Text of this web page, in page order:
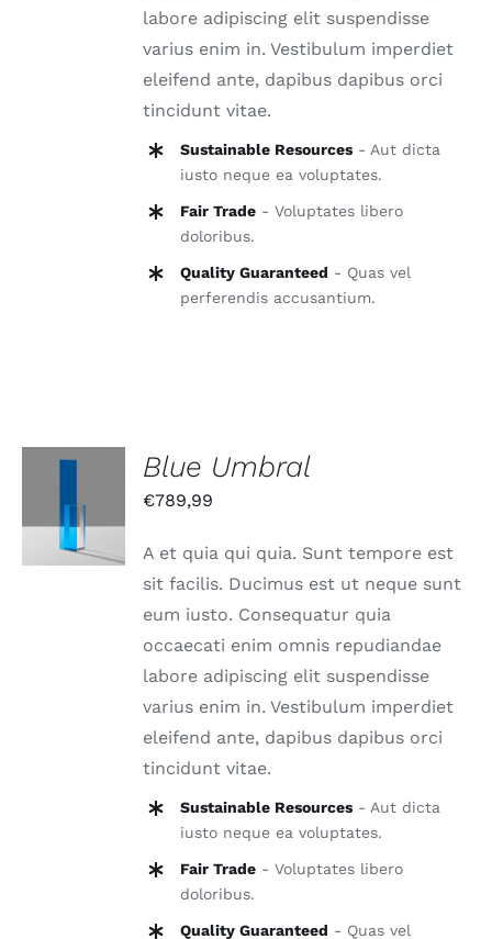
labore adipiscing elit suspendisse
varius enim in. Vestibulum imperdiet
eleifend ante, dapibus dapibus orci
tincidunt vitae.
Sustainable Resources- Aut dicta
iusto neque ea voluptates.
Fair Trade- Voluptates libero
doloribus.
Quality Guaranteed - Quas vel
perferendis accusantium.
/
DETAILS
Blue Umbral
€789,99
A et quia qui quia. Sunt tempore est
sit facilis. Ducimus est ut neque sunt
eum iusto. Consequatur quia
occaecati enim omnis repudiandae
labore adipiscing elit suspendisse
varius enim in. Vestibulum imperdiet
eleifend ante, dapibus dapibus orci
tincidunt vitae.
Sustainable Resources- Aut dicta
iusto neque ea voluptates.
Fair Trade- Voluptates libero
doloribus.
Quality Guaranteed - Quas vel